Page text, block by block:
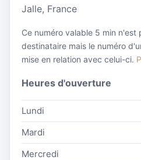
Jalle, France
Ce numéro valable 5 min n'est
destinataire mais le numéro
mise en relation avec celui-ci.
Heures d'ouverture
Lundi
Mardi
Mercredi